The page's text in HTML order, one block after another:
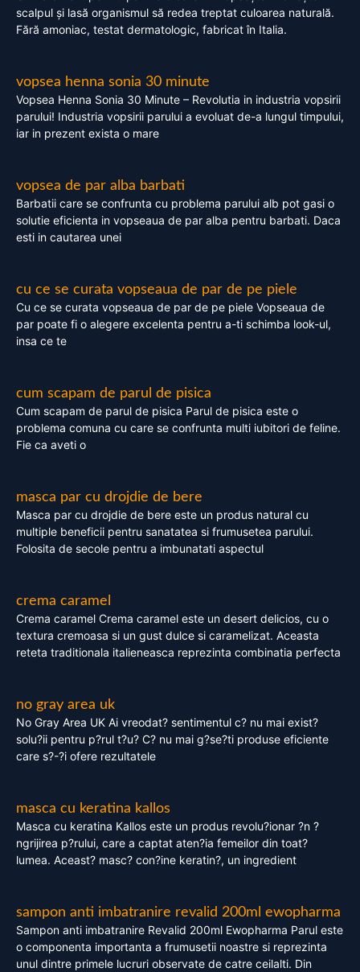
scalpul și lasă organismul să redea treptat culoarea naturală.
Fără amoniac, testat dermatologic, fabricat în Italia.
vopsea henna sonia 30 minute
Vopsea Henna Sonia 30 Minute – Revolutia in industria vopsirii
parului! Industria vopsirii parului a evoluat de-a lungul timpului,
iar in prezent exista o mare
vopsea de par alba barbati
Barbatii care se confrunta cu problema parului alb pot gasi o
solutie eficienta in vopseaua de par alba pentru barbati. Daca
esti in cautarea unei
cu ce se curata vopseaua de par de pe piele
Cu ce se curata vopseaua de par de pe piele Vopseaua de
par poate fi o alegere excelenta pentru a-ti schimba look-ul,
insa ce te
cum scapam de parul de pisica
Cum scapam de parul de pisica Parul de pisica este o
problema comuna cu care se confrunta multi iubitori de feline.
Fie ca aveti o
masca par cu drojdie de bere
Masca par cu drojdie de bere este un produs natural cu
multiple beneficii pentru sanatatea si frumusetea parului.
Folosita de secole pentru a imbunatati aspectul
crema caramel
Crema caramel Crema caramel este un desert delicios, cu o
textura cremoasa si un gust dulce si caramelizat. Aceasta
reteta traditionala italieneasca reprezinta combinatia perfecta
no gray area uk
No Gray Area UK Ai vreodat? sentimentul c? nu mai exist?
solu?ii pentru p?rul t?u? C? nu mai g?se?ti produse eficiente
care s?-?i ofere rezultatele
masca cu keratina kallos
Masca cu keratina Kallos este un produs revolu?ionar ?n ?
ngrijirea p?rului, care a captat aten?ia femeilor din toat?
lumea. Aceast? masc? con?ine keratin?, un ingredient
sampon anti imbatranire revalid 200ml ewopharma
Sampon anti imbatranire Revalid 200ml Ewopharma Parul este
o componenta importanta a frumusetii noastre si reprezinta
unul dintre primele lucruri observate de catre ceilalti. Din